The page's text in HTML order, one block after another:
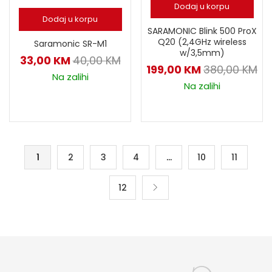
Dodaj u korpu
Saramonic SR-M1
33,00 KM40,00KM
Na zalihi
Dodaj u korpu
SARAMONIC Blink 500 ProX
Q20 (2,4GHz wireless
w/3,5mm)
199,00 KM380,00KM
Na zalihi
1 2 3 4 … 10 11
12